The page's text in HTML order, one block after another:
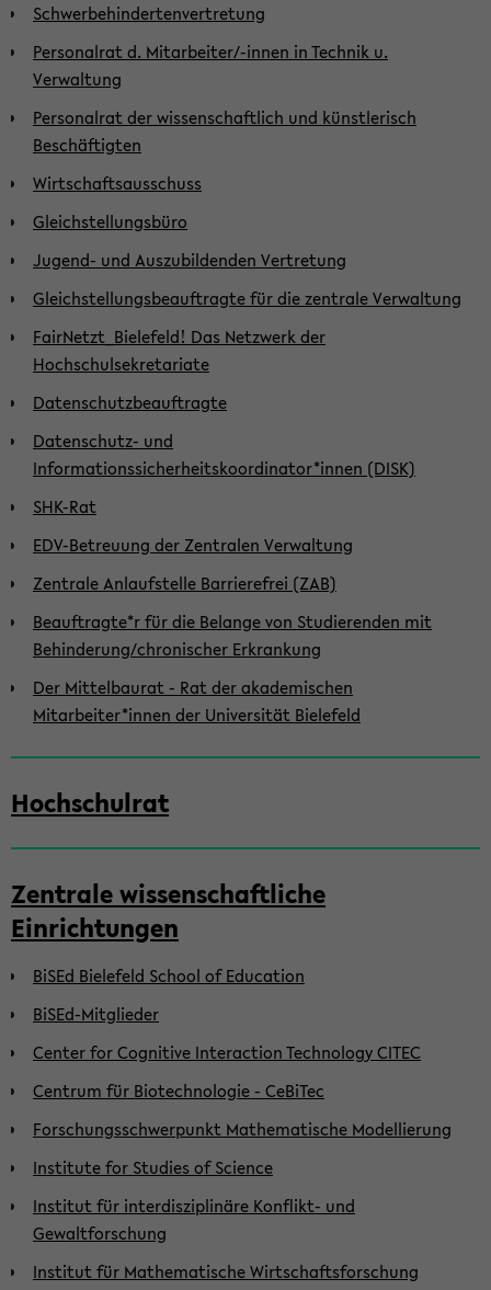
Schwerbehindertenvertretung
Personalrat d. Mitarbeiter/-innen in Technik u.
Verwaltung
Personalrat der wissenschaftlich und künstlerisch
Beschäftigten
Wirtschaftsausschuss
Gleichstellungsbüro
Jugend- und Auszubildenden Vertretung
Gleichstellungsbeauftragte für die zentrale Verwaltung
FairNetzt_Bielefeld! Das Netzwerk der
Hochschulsekretariate
Datenschutzbeauftragte
Datenschutz- und
Informationssicherheitskoordinator*innen (DISK)
SHK-Rat
EDV-Betreuung der Zentralen Verwaltung
Zentrale Anlaufstelle Barrierefrei (ZAB)
Beauftragte*r für die Belange von Studierenden mit
Behinderung/chronischer Erkrankung
Der Mittelbaurat - Rat der akademischen
Mitarbeiter*innen der Universität Bielefeld
Hochschulrat
Zentrale wissenschaftliche
Einrichtungen
BiSEd Bielefeld School of Education
BiSEd-Mitglieder
Center for Cognitive Interaction Technology CITEC
Centrum für Biotechnologie - CeBiTec
Forschungsschwerpunkt Mathematische Modellierung
Institute for Studies of Science
Institut für interdisziplinäre Konflikt- und
Gewaltforschung
Institut für Mathematische Wirtschaftsforschung